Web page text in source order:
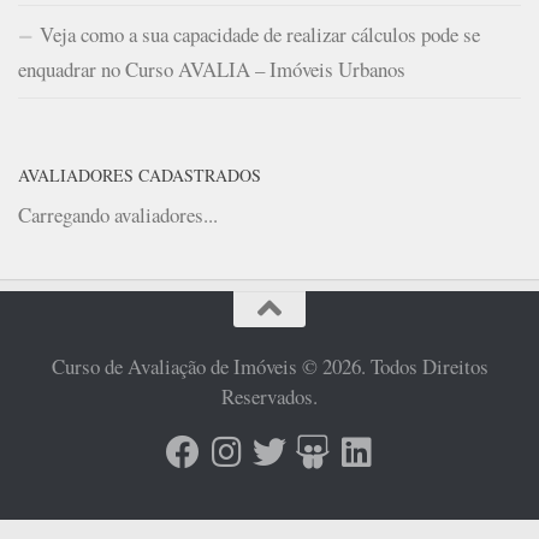
Veja como a sua capacidade de realizar cálculos pode se
enquadrar no Curso AVALIA – Imóveis Urbanos
AVALIADORES CADASTRADOS
Carregando avaliadores...
Curso de Avaliação de Imóveis © 2026. Todos Direitos
Reservados.